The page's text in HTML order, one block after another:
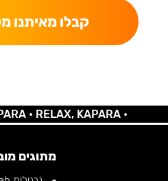
קבלו מאיתנו
RELAX, KAPARA •
מתוגים